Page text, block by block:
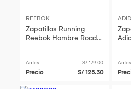
REEBOK
Zapatillas Running
Reebok Hombre Road
Antes S/ 179.00
Precio S/ 125.30
Antes